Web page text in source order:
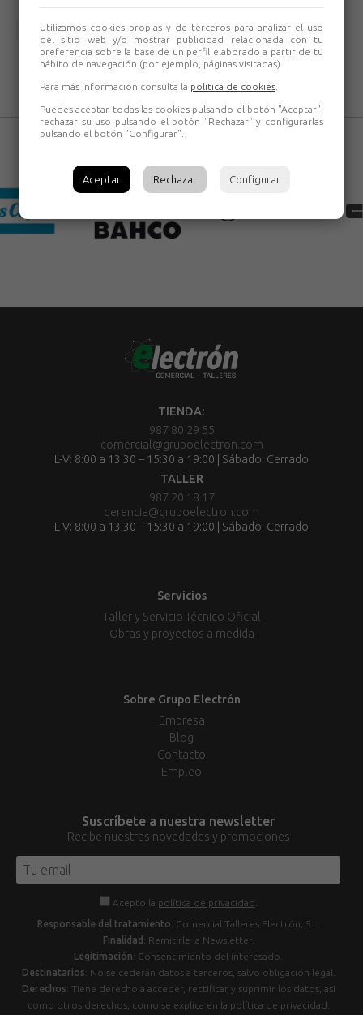
Volver
TIENDA:
987 80 29 55
comercial@grupoelectron.com
L-V: 8:00 a 13:30 – 15:30 a 19:00 | Sábado: Cerrado
TALLER
987 20 18 17
gerencia@grupoelectron.com
L-V: 8:00 a 13:30 – 15:30 a 19:00 | Sábado: Cerrado
Servicios
Taller y Servicio Técnico Oficial
Obras y proyectos a medida
Sobre Grupo Electrón
Empresa
Blog
Contacto
Empleo
Suscríbete a nuestra newsletter
Recibe nuestras novedades y promociones
Acepto la política de privacidad
Responsable del tratamiento: Comercial Talleres Electrón, S.L.
Finalidad : Remitirle la Newsletter.
Legitimación: Consentimiento del interesado.
Destinatarios: No se cederán datos a terceros, salvo obligación legal.
Derechos: Tiene derecho a acceder, rectificar y suprimir los datos, así
como otros derechos, como se explica en la política de privacidad.
Utilizamos cookies propias y de terceros para analizar el uso
del sitio web y/o mostrar publicidad relacionada con tu
preferencia sobre la base de un perfil elaborado a partir de tu
hábito de navegación (por ejemplo, páginas visitadas).
Para más información consulta la política de cookies
Puedes aceptar todas las cookies pulsando el botón "Aceptar",
rechazar su uso pulsando el botón "Rechazar" y configurarlas
pulsando el botón "Configurar".
Aceptar Rechazar Configurar